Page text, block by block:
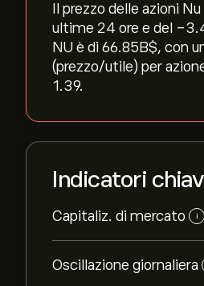
Il prezzo delle azioni
ultime 24 ore e del ‎-
NU è di 66.85B‎$‎, con
(prezzo/utile) per
1.39.
Indicatori
Capitaliz. di mercato i
Oscillazione giornaliera